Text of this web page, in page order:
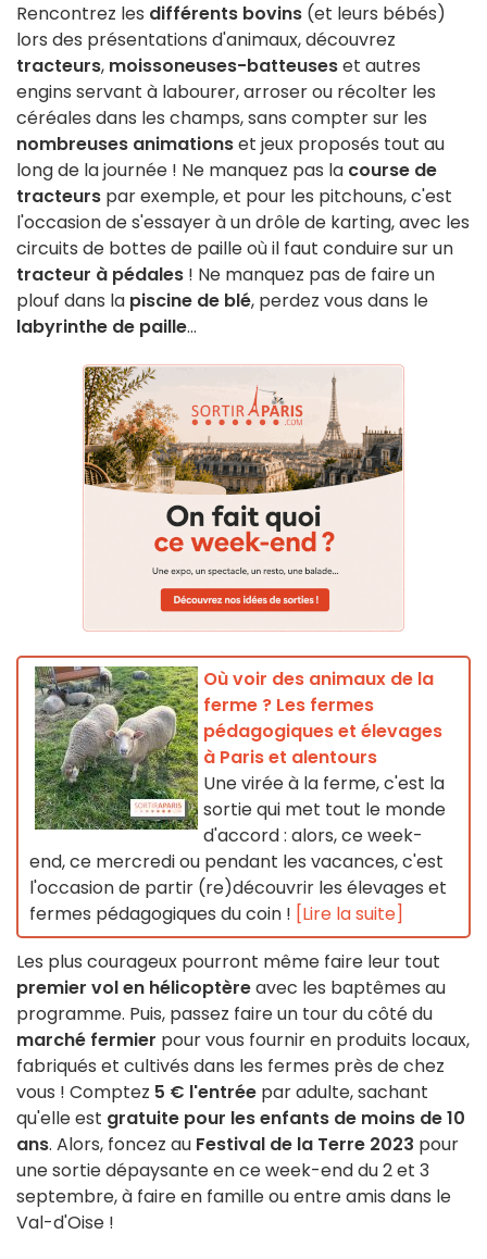
Rencontrez les différents bovins (et leurs bébés)
lors des présentations d'animaux, découvrez
tracteurs, moissoneuses-batteuseset autres
engins servant à labourer, arroser ou récolter les
céréales dans les champs, sans compter sur les
nombreuses animationset jeux proposés tout au
long de la journée ! Ne manquez pas la course de
tracteurs par exemple, et pour les pitchouns, c'est
l'occasion de s'essayer à un drôle de karting, avec les
circuits de bottes de paille où il faut conduire sur un
tracteur à pédales ! Ne manquez pas de faire un
plouf dans la piscine de blé, perdez vous dans le
labyrinthe de paille...
Où voir des animaux de la
ferme ? Les fermes
pédagogiques et élevages
à Paris et alentours
Une virée à la ferme, c'est la
sortie qui met tout le monde
d'accord : alors, ce week-
end, ce mercredi ou pendant les vacances, c'est
l'occasion de partir (re)découvrir les élevages et
fermes pédagogiques du coin ! [Lire la suite]
Les plus courageux pourront même faire leur tout
premier vol en hélicoptèreavec les baptêmes au
programme. Puis, passez faire un tour du côté du
marché fermier pour vous fournir en produits locaux,
fabriqués et cultivés dans les fermes près de chez
vous ! Comptez 5 € l'entrée par adulte, sachant
qu'elle est gratuite pour les enfants de moins de 10
ans. Alors, foncez au Festival de la Terre 2023 pour
une sortie dépaysante en ce week-end du 2 et 3
septembre, à faire en famille ou entre amis dans le
Val-d'Oise !